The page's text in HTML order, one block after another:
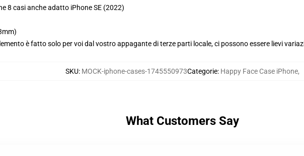
8 casi anche adatto iPhone SE (2022)
è fatto solo per voi dal vostro appagante di terze parti locale, ci possono essere lievi
SKU: MOCK-iphone-cases-1745550973Categorie: Happy Face Case iPhone,
What Customers Say